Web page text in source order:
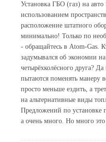
Установка ГБО (газ) на
использованием
расположение штатного
минимально! Только по
- обращайтесь в Atom-Gas.
задумывался об экономии
четырёхколёсного друга?
пытаются поменять манеру
просто меньше ездить, а
на альтернативные виды
Предложений по установке
а очень много. Но много